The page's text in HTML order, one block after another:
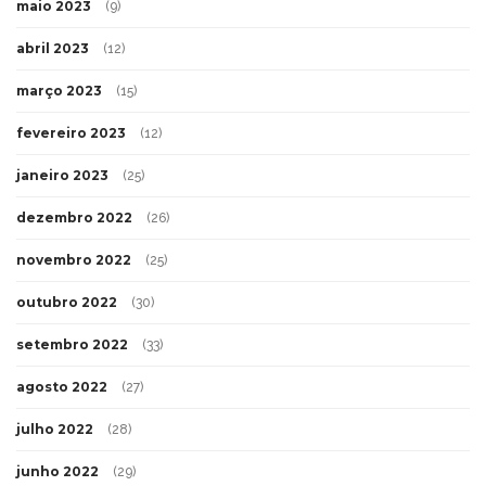
maio 2023 (9)
abril 2023 (12)
março 2023 (15)
fevereiro 2023 (12)
janeiro 2023 (25)
dezembro 2022 (26)
novembro 2022 (25)
outubro 2022 (30)
setembro 2022 (33)
agosto 2022 (27)
julho 2022 (28)
junho 2022 (29)